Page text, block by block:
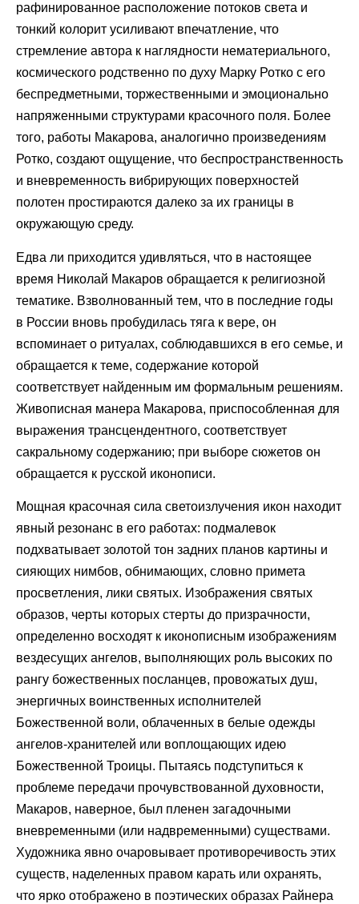
рафинированное расположение потоков света и
тонкий колорит усиливают впечатление, что
стремление автора к наглядности нематериального,
космического родственно по духу Марку Ротко с его
беспредметными, торжественными и эмоционально
напряженными структурами красочного поля. Более
того, работы Макарова, аналогично произведениям
Ротко, создают ощущение, что беспространственность
и вневременность вибрирующих поверхностей
полотен простираются далеко за их границы в
окружающую среду.
Едва ли приходится удивляться, что в настоящее
время Николай Макаров обращается к религиозной
тематике. Взволнованный тем, что в последние годы
в России вновь пробудилась тяга к вере, он
вспоминает о ритуалах, соблюдавшихся в его семье, и
обращается к теме, содержание которой
соответствует найденным им формальным решениям.
Живописная манера Макарова, приспособленная для
выражения трансцендентного, соответствует
сакральному содержанию; при выборе сюжетов он
обращается к русской иконописи.
Мощная красочная сила светоизлучения икон находит
явный резонанс в его работах: подмалевок
подхватывает золотой тон задних планов картины и
сияющих нимбов, обнимающих, словно примета
просветления, лики святых. Изображения святых
образов, черты которых стерты до призрачности,
определенно восходят к иконописным изображениям
вездесущих ангелов, выполняющих роль высоких по
рангу божественных посланцев, провожатых душ,
энергичных воинственных исполнителей
Божественной воли, облаченных в белые одежды
ангелов-хранителей или воплощающих идею
Божественной Троицы. Пытаясь подступиться к
проблеме передачи прочувствованной духовности,
Макаров, наверное, был пленен загадочными
вневременными (или надвременными) существами.
Художника явно очаровывает противоречивость этих
существ, наделенных правом карать или охранять,
что ярко отображено в поэтических образах Райнера